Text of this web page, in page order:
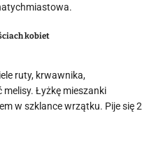
kobiet
ruty, krwawnika,
Łyżkę mieszanki
w szklance wrzątku. Pije się 2